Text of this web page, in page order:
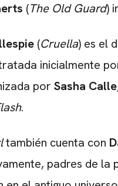
(The Old Guard)
(Cruella) es el
inicialmente
por Sasha Calle
.
también cuenta con
padres de la